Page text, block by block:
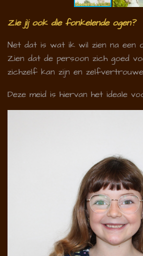
Zie jij ook die fonkelende ogen?
Net dat is wat ik wil zien na een
Zien dat de persoon zich goed
zichzelf kan zijn en
Deze meid is hiervan het ideale